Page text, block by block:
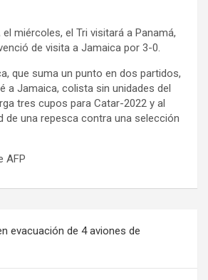
miércoles, el Tri visitará a Panamá,
de visita a Jamaica por 3-0.
que suma un punto en dos partidos,
a Jamaica, colista sin unidades del
tres cupos para Catar-2022 y al
de una repesca contra una selección
AFP
evacuación de 4 aviones de